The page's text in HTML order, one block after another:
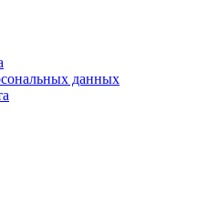
данных